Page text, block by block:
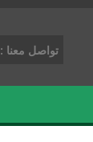
تواصل معنا :